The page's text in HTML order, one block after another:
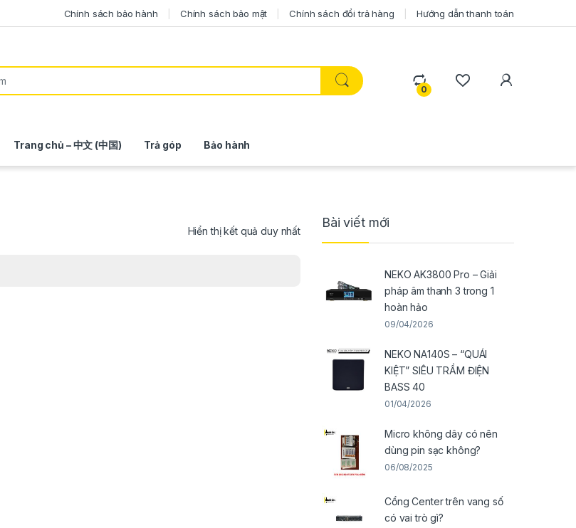
Chính sách bảo hành Chính sách bảo mật Chính sách đổi trả hàng Hướng dẫn thanh toán
0
Trang chủ – 中文 (中国) Trả góp Bảo hành
Hiển thị kết quả duy nhất
Bài viết mới
NEKO AK3800 Pro – Giải
pháp âm thanh 3 trong 1
hoàn hảo
09/04/2026
NEKO NA140S – “QUÁI
KIỆT” SIÊU TRẦM ĐIỆN
BASS 40
01/04/2026
Micro không dây có nên
dùng pin sạc không?
06/08/2025
Cổng Center trên vang số
có vai trò gì?